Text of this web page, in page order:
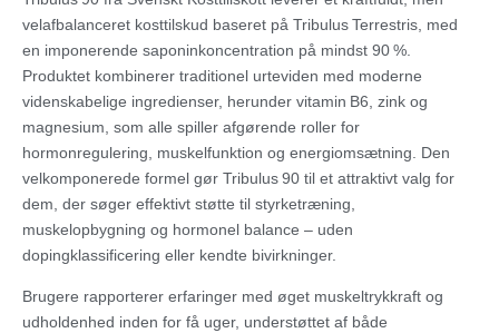
velafbalanceret kosttilskud baseret på Tribulus Terrestris, med
en imponerende saponinkoncentration på mindst 90 %.
Produktet kombinerer traditionel urteviden med moderne
videnskabelige ingredienser, herunder vitamin B6, zink og
magnesium, som alle spiller afgørende roller for
hormonregulering, muskelfunktion og energiomsætning. Den
velkomponerede formel gør Tribulus 90 til et attraktivt valg for
dem, der søger effektivt støtte til styrketræning,
muskelopbygning og hormonel balance – uden
dopingklassificering eller kendte bivirkninger.
Brugere rapporterer erfaringer med øget muskeltrykkraft og
udholdenhed inden for få uger, understøttet af både